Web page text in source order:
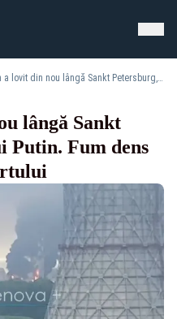
Ucraina a lovit din nou lângă Sankt Petersburg, orașul lui Putin. Fum dens și explozii în zona portului
lângă Sankt
Putin. Fum dens